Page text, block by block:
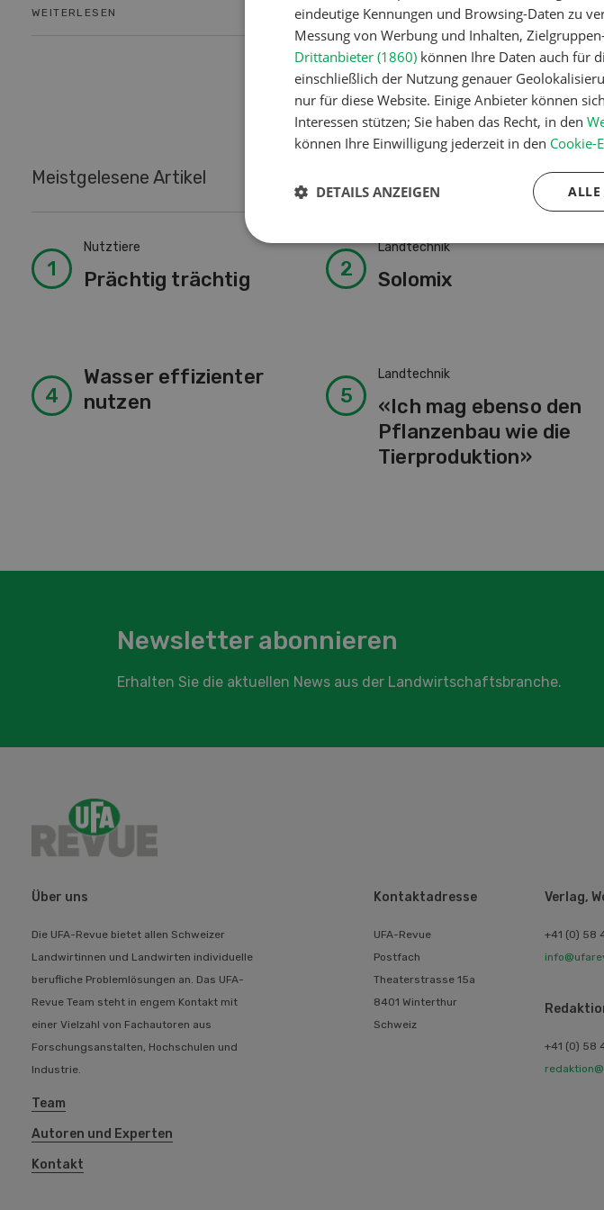
WEITERLESEN WEITERLESEN
Meistgelesene Artikel
Nutztiere
Prächtig trächtig
Landtechnik
Solomix
Wasser effizienter
nutzen
Landtechnik
«Ich mag ebenso den
Pflanzenbau wie die
Tierproduktion»
Newsletter abonnieren
Erhalten Sie die aktuellen News aus der Landwirtschaftsbranche.
Über uns
Die UFA-Revue bietet allen Schweizer
Landwirtinnen und Landwirten individuelle
berufliche Problemlösungen an. Das UFA-
Revue Team steht in engem Kontakt mit
einer Vielzahl von Fachautoren aus
Forschungsanstalten, Hochschulen und
Industrie.
Team
Autoren und Experten
Kontakt
Kontaktadresse
UFA-Revue
Postfach
Theaterstrasse 15a
8401 Winterthur
Schweiz
Verlag,
+41 (0) 58
+41 (0) 58
eindeutige Kennungen und Browsing-Daten zu
Messung von Werbung und Inhalten,
Drittanbieter (1860) können Ihre Daten auch für
einschließlich der Nutzung genauer
nur für diese Website. Einige Anbieter können
Interessen stützen; Sie haben das Recht, in den
können Ihre Einwilligung jederzeit in den Cookie-
ALLE
DETAILS ANZEIGEN